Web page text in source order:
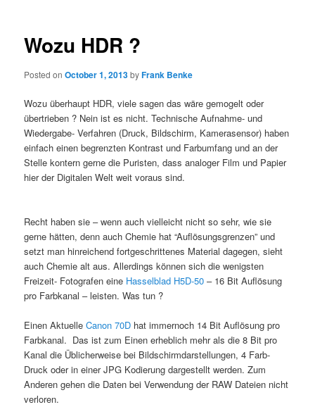
Wozu HDR ?
Posted onOctober 1, 2013byFrank Benke
Wozu überhaupt HDR, viele sagen das wäre gemogelt oder
übertrieben ? Nein ist es nicht. Technische Aufnahme- und
Wiedergabe- Verfahren (Druck, Bildschirm, Kamerasensor) haben
einfach einen begrenzten Kontrast und Farbumfang und an der
Stelle kontern gerne die Puristen, dass analoger Film und Papier
hier der Digitalen Welt weit voraus sind.
Recht haben sie – wenn auch vielleicht nicht so sehr, wie sie
gerne hätten, denn auch Chemie hat “Auflösungsgrenzen” und
setzt man hinreichend fortgeschrittenes Material dagegen, sieht
auch Chemie alt aus. Allerdings können sich die wenigsten
Freizeit- Fotografen eine Hasselblad H5D-50 – 16 Bit Auflösung
pro Farbkanal – leisten. Was tun ?
Einen AktuelleCanon 70D hat immernoch 14 Bit Auflösung pro
Farbkanal. Das ist zum Einen erheblich mehr als die 8 Bit pro
Kanal die Üblicherweise bei Bildschirmdarstellungen, 4 Farb-
Druck oder in einer JPG Kodierung dargestellt werden. Zum
Anderen gehen die Daten bei Verwendung der RAW Dateien nicht
verloren.